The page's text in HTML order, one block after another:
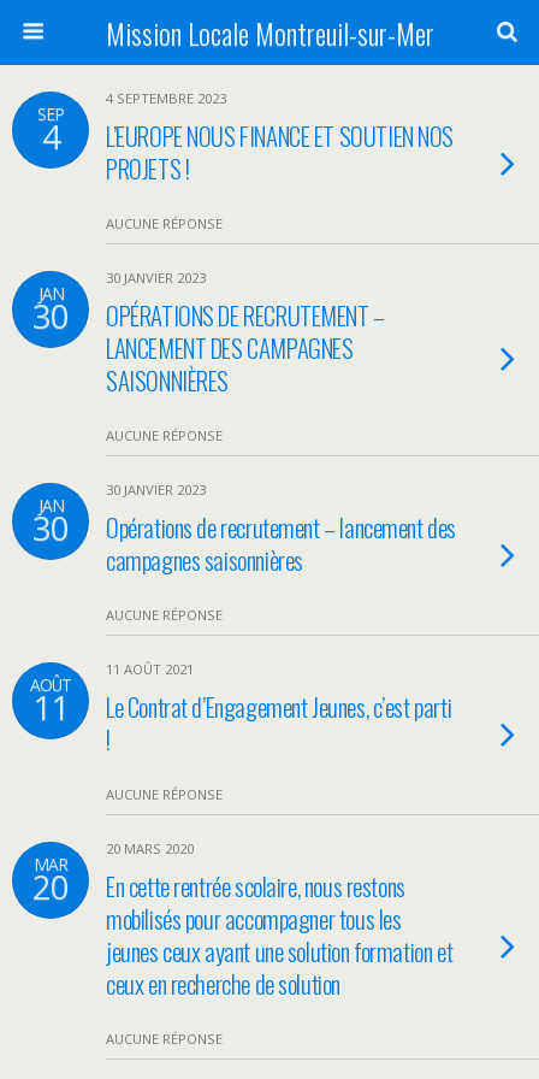
Mission Locale Montreuil-sur-Mer
SEP
4
4 SEPTEMBRE 2023
L’EUROPE NOUS FINANCE ET SOUTIEN NOS
PROJETS !
AUCUNE RÉPONSE
JAN
30
30 JANVIER 2023
OPÉRATIONS DE RECRUTEMENT –
LANCEMENT DES CAMPAGNES
SAISONNIÈRES
AUCUNE RÉPONSE
JAN
30
30 JANVIER 2023
Opérations de recrutement – lancement des
campagnes saisonnières
AUCUNE RÉPONSE
AOÛT
11
11 AOÛT 2021
Le Contrat d’Engagement Jeunes, c’est parti
!
AUCUNE RÉPONSE
MAR
20
20 MARS 2020
En cette rentrée scolaire, nous restons
mobilisés pour accompagner tous les
jeunes ceux ayant une solution formation et
ceux en recherche de solution
AUCUNE RÉPONSE